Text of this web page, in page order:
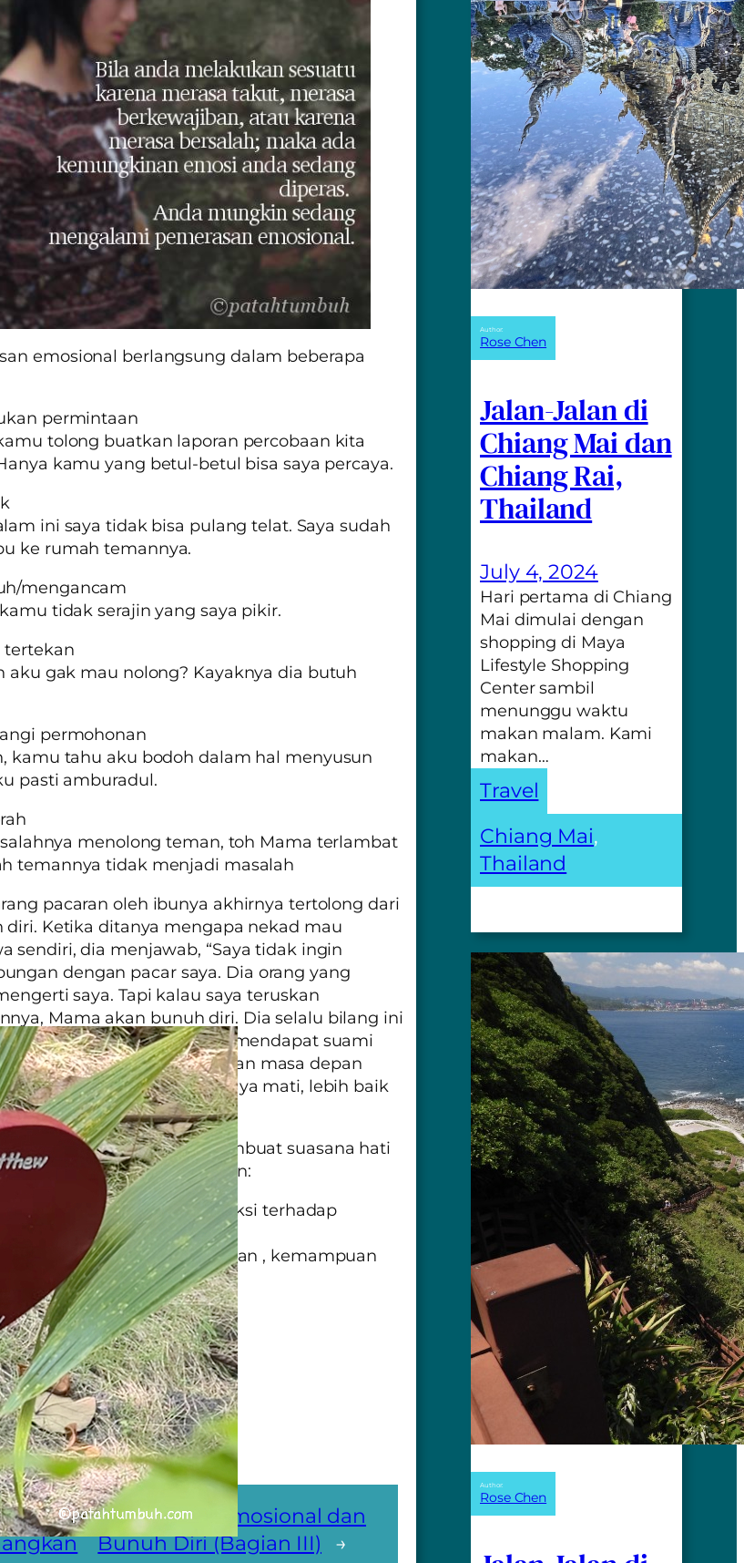
emosional berlangsung dalam beberapa
permintaan
tolong buatkan laporan percobaan kita
kamu yang betul-betul bisa saya percaya.
ini saya tidak bisa pulang telat. Saya sudah
ke rumah temannya.
mengancam
tidak serajin yang saya pikir.
tertekan
aku gak mau nolong? Kayaknya dia butuh
permohonan
kamu tahu aku bodoh dalam hal menyusun
pasti amburadul.
menolong teman, toh Mama terlambat
temannya tidak menjadi masalah
pacaran oleh ibunya akhirnya tertolong dari
diri. Ketika ditanya mengapa nekad mau
sendiri, dia menjawab, “Saya tidak ingin
dengan pacar saya. Dia orang yang
saya. Tapi kalau saya teruskan
Mama akan bunuh diri. Dia selalu bilang ini
sendiri. Mama ingin saya mendapat suami
saya, memberi kepastian masa depan
saya menyebabkan ibu saya mati, lebih baik
yang sering terjadi membuat suasana hati
tidak gembira menyebabkan:
dan motivasi untuk bereaksi terhadap
daya tahan terhadap tekanan , kemampuan
menurun.
bersalah
aman
Pemerasan Emosional dan
Bunuh Diri (Bagian III)
→
Author:
Rose Chen
Jalan-Jalan di
Chiang Mai dan
Chiang Rai,
Thailand
July 4, 2024
Hari pertama di Chiang
Mai dimulai dengan
shopping di Maya
Lifestyle Shopping
Center sambil
menunggu waktu
makan malam. Kami
makan…
Travel
Chiang Mai
Thailand
Author:
Rose Chen